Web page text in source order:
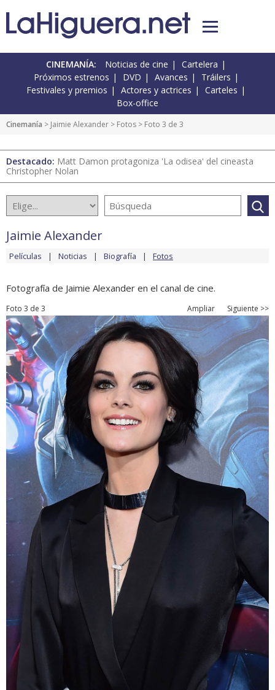
CINEMANÍA: Noticias de cine
Cartelera
Próximos estrenos
DVD Avances
Tráilers
Festivales y premios
Actores y actrices
Carteles
Box-office
Cinemanía > Jaimie Alexander > Fotos > Foto 3 de 3
Destacado: Matt Damon protagoniza 'La odisea' del cineasta
Christopher Nolan
Jaimie Alexander
Películas Noticias Biografía Fotos
Fotografía de Jaimie Alexander en el canal de cine.
Foto 3 de 3 Ampliar Siguiente >>